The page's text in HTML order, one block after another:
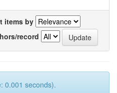
items by
record
0.001 seconds).